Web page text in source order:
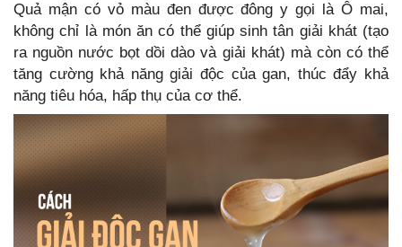
Quả mận có vỏ màu đen được đông y gọi là Ô mai,
không chỉ là món ăn có thể giúp sinh tân giải khát (tạo
ra nguồn nước bọt dồi dào và giải khát) mà còn có thể
tăng cường khả năng giải độc của gan, thúc đẩy khả
năng tiêu hóa, hấp thụ của cơ thể.